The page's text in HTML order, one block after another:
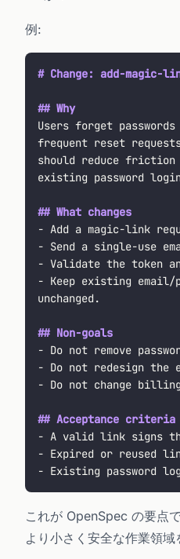
例:
# Change: add-magic-
## Why
Users forget
frequent reset
should reduce friction
existing password
## What changes
- Add a magic-link
- Send a single-use
- Validate the token
- Keep existing email/
unchanged.
## Non-goals
- Do not remove
- Do not redesign the
- Do not change
## Acceptance criteria
- A valid link signs
- Expired or reused
- Existing password
これが OpenSpec の要点
より小さく安全な作業領域